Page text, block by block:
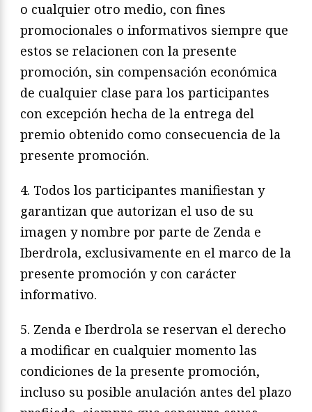
o cualquier otro medio, con fines
promocionales o informativos siempre que
estos se relacionen con la presente
promoción, sin compensación económica
de cualquier clase para los participantes
con excepción hecha de la entrega del
premio obtenido como consecuencia de la
presente promoción.
4. Todos los participantes manifiestan y
garantizan que autorizan el uso de su
imagen y nombre por parte de Zenda e
Iberdrola, exclusivamente en el marco de la
presente promoción y con carácter
informativo.
5. Zenda e Iberdrola se reservan el derecho
a modificar en cualquier momento las
condiciones de la presente promoción,
incluso su posible anulación antes del plazo